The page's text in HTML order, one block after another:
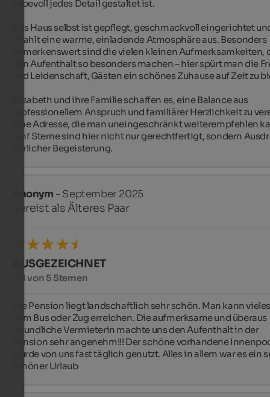
liebevoll jedes Detail gestaltet ist.
Das Haus selbst ist gepflegt, geschmackvoll eingerichtet
strahlt eine warme, einladende Atmosphäre aus. Besonders
bemerkenswert sind die vielen kleinen Aufmerksamkeiten,
den Aufenthalt so besonders machen – hier spürt man die
und Leidenschaft, Gästen ein schönes Zuhause auf Zeit zu
Elisabeth und ihre Familie schaffen es, eine Balance aus
professionellem Anspruch und familiärer Herzlichkeit zu
Eine Adresse, die man uneingeschränkt weiterempfehlen
fünf Sterne sind hier nicht nur gerechtfertigt, sondern
ehrlicher Begeisterung.
Anonym - September 2025
gereist als Älteres Paar
AUSGEZEICHNET
4,8 von 5 Sternen
Die Pension liegt landschaftlich sehr schön. Man kann
dem Bus oder Zug erreichen. Die aufmerksame und überaus
freundliche Vermieterin machte uns den Aufenthalt in der
Pension sehr angenehm!!! Der schöne vorhandene
wurde von uns fast täglich genutzt. Alles in allem war es ein
schöner Urlaub